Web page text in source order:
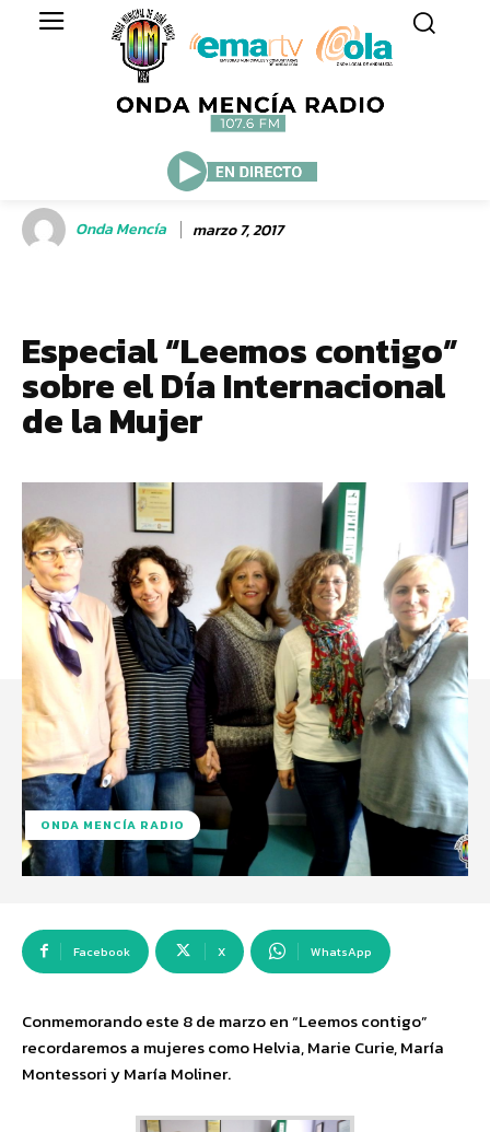
Onda Mencía marzo 7, 2017
Especial “Leemos contigo”
sobre el Día Internacional
de la Mujer
ONDA MENCÍA RADIO
Facebook X WhatsApp
Conmemorando este 8 de marzo en “Leemos contigo”
recordaremos a mujeres como Helvia, Marie Curie, María
Montessori y María Moliner.